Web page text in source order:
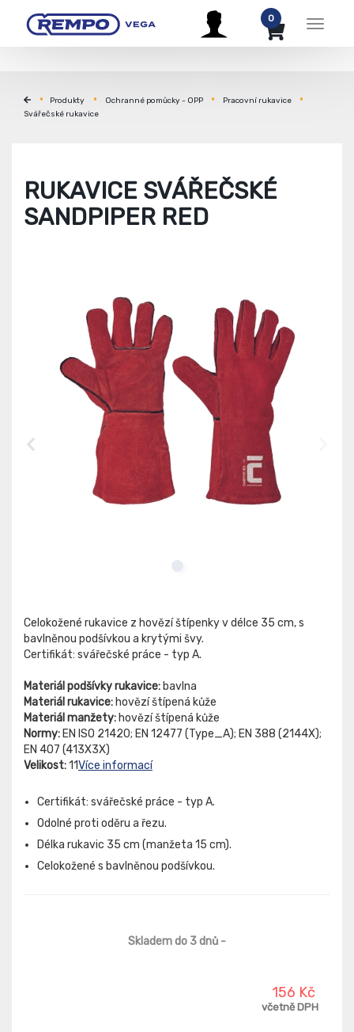
Menu
0
Produkty Ochranné pomůcky - OPP
Pracovní rukavice
Svářečské rukavice
RUKAVICE SVÁŘEČSKÉ
SANDPIPER RED
Celokožené rukavice z hovězí štípenky v délce 35 cm, s
bavlněnou podšívkou a krytými švy.
Certifikát: svářečské práce - typ A.
Materiál podšívky rukavice: bavlna
Materiál rukavice: hovězí štípená kůže
Materiál manžety: hovězí štípená kůže
Normy: EN ISO 21420; EN 12477 (Type_A); EN 388 (2144X);
EN 407 (413X3X)
Velikost:11Více informací
Certifikát: svářečské práce - typ A.
Odolné proti oděru a řezu.
Délka rukavic 35 cm (manžeta 15 cm).
Celokožené s bavlněnou podšívkou.
Skladem do 3 dnů -
156 Kč
včetně DPH